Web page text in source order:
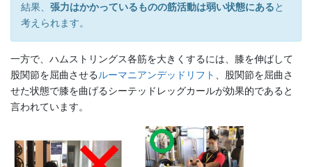
結果、 張力はかかっているものの筋活動は弱い状態にあると
考えられます。
一方で、ハムストリングス各筋を大きくするには、膝を伸ばして
股関節を屈曲させる ルーマニアンデッドリフト
、股関節を屈曲さ
せた状態で膝を曲げるシーテッドレッグカールが効果的であると
言われています。